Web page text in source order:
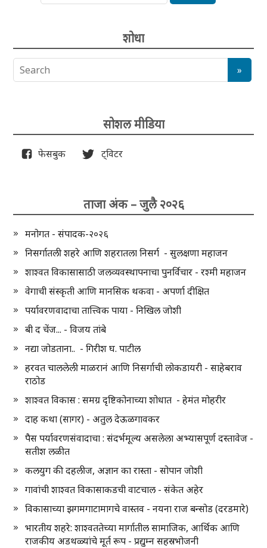
शोधा
सोशल मीडिया
फेसबुक ट्विटर
ताजा अंक – जुलै २०२६
मनोगत - संपादक-२०२६
निसर्गातली शहरे आणि शहरातला निसर्ग - सुलक्षणा महाजन
शाश्वत विकासासाठी जलव्यवस्थापनाचा पुनर्विचार - रश्मी महाजन
वेगाची संस्कृती आणि मानसिक थकवा - अपर्णा दीक्षित
पर्यावरणवादाचा तात्त्विक पाया - निखिल जोशी
बी द चेंज... - विजय तांबे
नद्या जोडताना.. - गिरीश घ. पाटील
हरवत चाललेली माळरानं आणि निसर्गाची लोकडायरी - साहेबराव
राठोड
शाश्वत विकास : समग्र दृष्टिकोनाच्या शोधात - हेमंत मोहरीर
दाह कथा (सागर) - अतुल देऊळगावकर
पैस पर्यावरणसंवादाचा : संदर्भमूल्य असलेला अभ्यासपूर्ण दस्तावेज -
सतीश लळीत
कलयुग की दहलीज, अज्ञान का रास्ता - सोपान जोशी
गावांची शाश्वत विकासाकडची वाटचाल - संकेत अहेर
विकासाच्या झगमगाटामागचे वास्तव - नयना राज बन्सोड (दरडमारे)
भारतीय शहरे: शाश्वततेच्या मार्गातील सामाजिक, आर्थिक आणि
राजकीय अडथळ्यांचे मूर्त रूप - प्रद्युम्न सहस्रभोजनी